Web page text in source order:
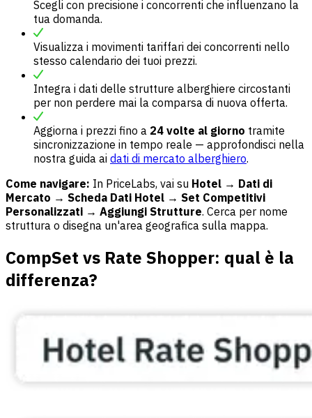
Scegli con precisione i concorrenti che influenzano la
tua domanda.
Visualizza i movimenti tariffari dei concorrenti nello
stesso calendario dei tuoi prezzi.
Integra i dati delle strutture alberghiere circostanti
per non perdere mai la comparsa di nuova offerta.
Aggiorna i prezzi fino a 24 volte al giorno tramite
sincronizzazione in tempo reale — approfondisci nella
nostra guida ai dati di mercato alberghiero.
Come navigare: In PriceLabs, vai su Hotel → Dati di
Mercato → Scheda Dati Hotel → Set Competitivi
Personalizzati → Aggiungi Strutture. Cerca per nome
struttura o disegna un'area geografica sulla mappa.
CompSet vs Rate Shopper: qual è la
differenza?